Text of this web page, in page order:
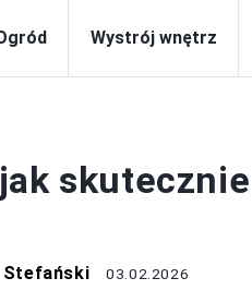
Wystrój wnętrz
Stefański 03.02.2026